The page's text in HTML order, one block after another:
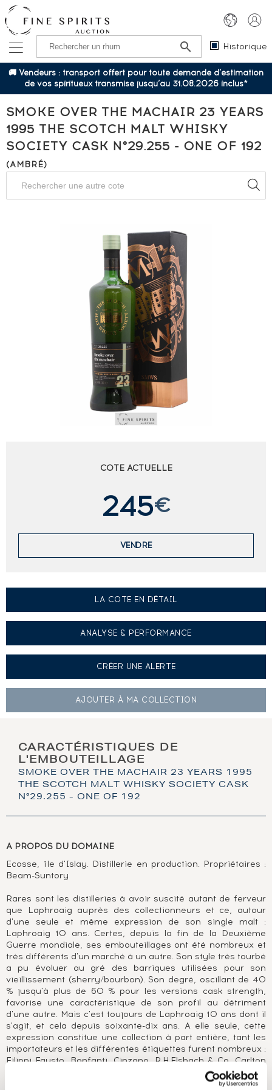
Historique
🚚 Vendeurs : transport offert pour toute demande d’estimation
de vos spiritueux transmise jusqu’au 31.08.2026 inclus*
SMOKE OVER THE MACHAIR 23 YEARS
1995 THE SCOTCH MALT WHISKY
SOCIETY CASK N°29.255 - ONE OF 192
(AMBRÉ)
COTE ACTUELLE
245€
VENDRE
LA COTE EN DÉTAIL
ANALYSE & PERFORMANCE
CRÉER UNE ALERTE
AJOUTER À MA COLLECTION
CARACTÉRISTIQUES DE
L'EMBOUTEILLAGE
SMOKE OVER THE MACHAIR 23 YEARS 1995
THE SCOTCH MALT WHISKY SOCIETY CASK
N°29.255 - ONE OF 192
A PROPOS DU DOMAINE
Ecosse, île d'Islay. Distillerie en production. Propriétaires :
Beam-Suntory
Rares sont les distilleries à avoir suscité autant de ferveur
que Laphroaig auprès des collectionneurs et ce, autour
d'une seule et même expression de son single malt :
Laphroaig 10 ans. Certes, depuis la fin de la Deuxième
Guerre mondiale, ses embouteillages ont été nombreux et
très différents d'un marché à un autre. Son style très tourbé
a pu évoluer au gré des barriques utilisées pour son
vieillissement (sherry/bourbon). Son degré, oscillant de 40
% jusqu'à plus de 60 % pour les versions cask strength,
favorise une caractéristique de son profil au détriment
d'une autre. Mais c'est toujours de Laphroaig 10 ans dont il
s'agit, et cela depuis soixante-dix ans. A elle seule, cette
expression constitue une collection à part entière, tant les
importateurs et les différentes étiquettes furent nombreux :
Filippi Fausto, Bonfanti, Cinzano, R.H.Elsbach & Co, Carlton
Import, etc. Mais Laphroaig, c'est aussi de superbe
millésimes, 1960, 1974, 1976, 1977, 1980, 1981 et des